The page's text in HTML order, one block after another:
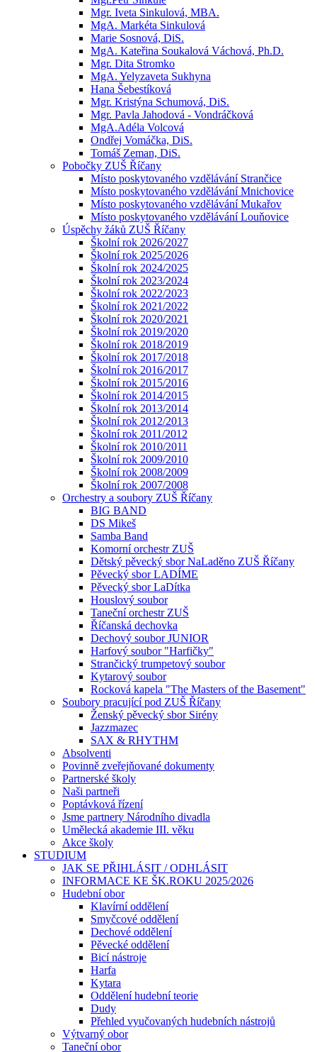
Mgr. Iveta Sinkulová, MBA.
MgA. Markéta Sinkulová
Marie Sosnová, DiS.
MgA. Kateřina Soukalová Váchová, Ph.D.
Mgr. Dita Stromko
MgA. Yelyzaveta Sukhyna
Hana Šebestíková
Mgr. Kristýna Schumová, DiS.
Mgr. Pavla Jahodová - Vondráčková
MgA.Adéla Volcová
Ondřej Vomáčka, DiS.
Tomáš Zeman, DiS.
Pobočky ZUŠ Říčany
Místo poskytovaného vzdělávání Strančice
Místo poskytovaného vzdělávání Mnichovice
Místo poskytovaného vzdělávání Mukařov
Místo poskytovaného vzdělávání Louňovice
Úspěchy žáků ZUŠ Říčany
Školní rok 2026/2027
Školní rok 2025/2026
Školní rok 2024/2025
Školní rok 2023/2024
Školní rok 2022/2023
Školní rok 2021/2022
Školní rok 2020/2021
Školní rok 2019/2020
Školní rok 2018/2019
Školní rok 2017/2018
Školní rok 2016/2017
Školní rok 2015/2016
Školní rok 2014/2015
Školní rok 2013/2014
Školní rok 2012/2013
Školní rok 2011/2012
Školní rok 2010/2011
Školní rok 2009/2010
Školní rok 2008/2009
Školní rok 2007/2008
Orchestry a soubory ZUŠ Říčany
BIG BAND
DS Mikeš
Samba Band
Komorní orchestr ZUŠ
Dětský pěvecký sbor NaLaděno ZUŠ Říčany
Pěvecký sbor LADÍME
Pěvecký sbor LaDítka
Houslový soubor
Taneční orchestr ZUŠ
Říčanská dechovka
Dechový soubor JUNIOR
Harfový soubor "Harfičky"
Strančický trumpetový soubor
Kytarový soubor
Rocková kapela "The Masters of the Basement"
Soubory pracující pod ZUŠ Říčany
Ženský pěvecký sbor Sirény
Jazzmazec
SAX & RHYTHM
Absolventi
Povinně zveřejňované dokumenty
Partnerské školy
Naši partneři
Poptávková řízení
Jsme partnery Národního divadla
Umělecká akademie III. věku
Akce školy
STUDIUM
JAK SE PŘIHLÁSIT / ODHLÁSIT
INFORMACE KE ŠK.ROKU 2025/2026
Hudební obor
Klavírní oddělení
Smyčcové oddělení
Dechové oddělení
Pěvecké oddělení
Bicí nástroje
Harfa
Kytara
Oddělení hudební teorie
Dudy
Přehled vyučovaných hudebních nástrojů
Výtvarný obor
Taneční obor